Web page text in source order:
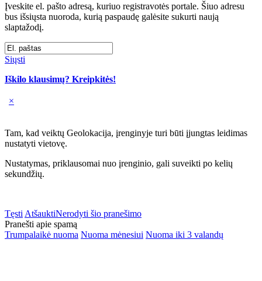
Įveskite el. pašto adresą, kuriuo registravotės portale. Šiuo adresu
bus išsiųsta nuoroda, kurią paspaudę galėsite sukurti naują
slaptažodį.
Siųsti
Iškilo klausimų? Kreipkitės!
×
Tam, kad veiktų Geolokacija, įrenginyje turi būti įjungtas leidimas
nustatyti vietovę.
Nustatymas, priklausomai nuo įrenginio, gali suveikti po kelių
sekundžių.
Tęsti AtšauktiNerodyti šio pranešimo
Pranešti apie spamą
Trumpalaikė nuoma Nuoma mėnesiui Nuoma iki 3 valandų